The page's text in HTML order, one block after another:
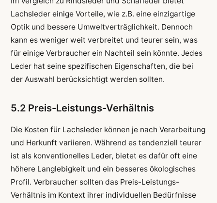
Lachsleder einige Vorteile, wie z.B. eine einzigartige
Optik und bessere Umweltverträglichkeit. Dennoch
kann es weniger weit verbreitet und teurer sein, was
für einige Verbraucher ein Nachteil sein könnte. Jedes
Leder hat seine spezifischen Eigenschaften, die bei
der Auswahl berücksichtigt werden sollten.
5.2 Preis-Leistungs-Verhältnis
Die Kosten für Lachsleder können je nach Verarbeitung
und Herkunft variieren. Während es tendenziell teurer
ist als konventionelles Leder, bietet es dafür oft eine
höhere Langlebigkeit und ein besseres ökologisches
Profil. Verbraucher sollten das Preis-Leistungs-
Verhältnis im Kontext ihrer individuellen Bedürfnisse